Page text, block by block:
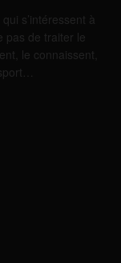
s’intéressent à
pas de traiter le
le connaissent,